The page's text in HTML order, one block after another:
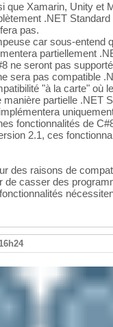
que Xamarin, Unity et
.NET
pas.
car sous-entend
partiellement
ne seront pas
sera pas compatible
"à la carte" où
partielle .NET
fonctionnalités de
2.1, ces
des raisons de
de casser des